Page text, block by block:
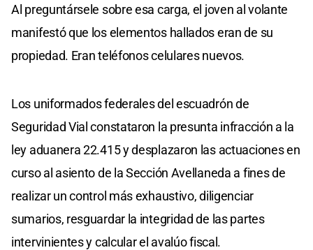
Al preguntársele sobre esa carga, el joven al volante
manifestó que los elementos hallados eran de su
propiedad. Eran teléfonos celulares nuevos.
Los uniformados federales del escuadrón de
Seguridad Vial constataron la presunta infracción a la
ley aduanera 22.415 y desplazaron las actuaciones en
curso al asiento de la Sección Avellaneda a fines de
realizar un control más exhaustivo, diligenciar
sumarios, resguardar la integridad de las partes
intervinientes y calcular el avalúo fiscal.